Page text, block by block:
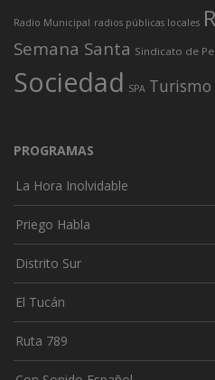
Radio Municipal radios públicas locales
Semana Santa Sindicato de
Sociedad SPA Turismo
PROGRAMAS
La Hora Inolvidable
Priego Habla
Distrito Sur
El Tucán
Ruta 789